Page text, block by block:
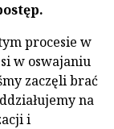
procesie w
w oswajaniu
zaczęli brać
na
i